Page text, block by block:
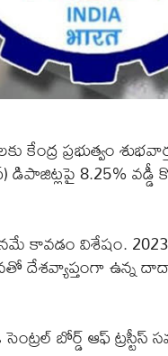
ప్రభుత్వం
డిపాజిట్లపై 8.25%
కావడం విశేషం.
ఉన్న
బోర్డ్ ఆఫ్